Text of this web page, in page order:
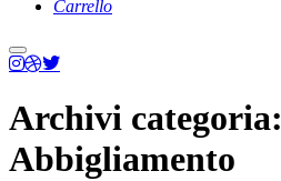
Carrello
Menu
principale
Archivi categoria:
Abbigliamento